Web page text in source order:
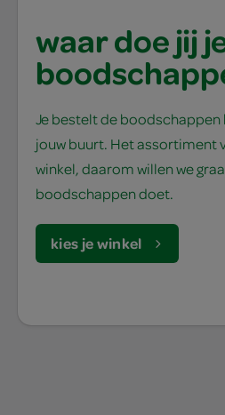
waar doe jij
Je bestelt de boodschappen
jouw buurt. Het assortiment
winkel, daarom willen we
boodschappen doet.
kies je winkel